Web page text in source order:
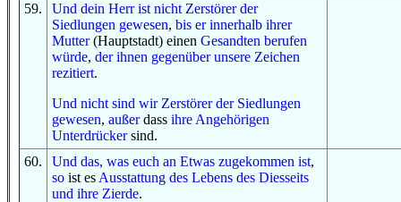
59. Und dein Herr ist nicht Zerstörer der
Siedlungen gewesen, bis er innerhalb ihrer
Mutter(Hauptstadt) einen Gesandten berufen
würde, der ihnen gegenüber unsere Zeichen
rezitiert.
Und nicht sind wir Zerstörer der Siedlungen
gewesen, außerdass ihre Angehörigen
Unterdrückersind.
60. Und das, was euch an Etwas zugekommen ist,
so ist es Ausstattung des Lebens des Diesseits
und ihre Zierde.